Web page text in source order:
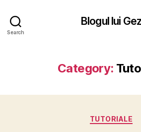
Search
Blogul lui Gez
Category:
TUTORIALE